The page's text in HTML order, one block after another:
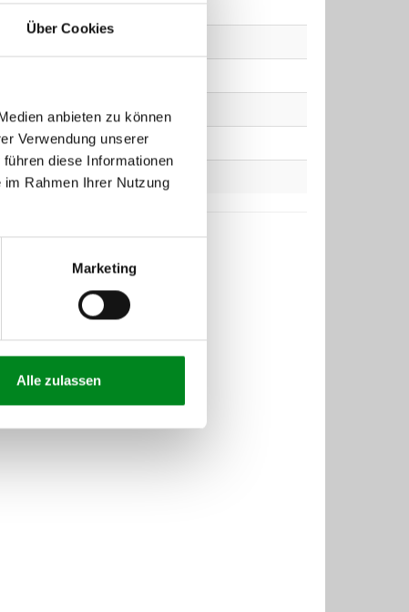
Über Cookies
anbieten zu können
Verwendung unserer
diese Informationen
Rahmen Ihrer Nutzung
Marketing
Alle zulassen